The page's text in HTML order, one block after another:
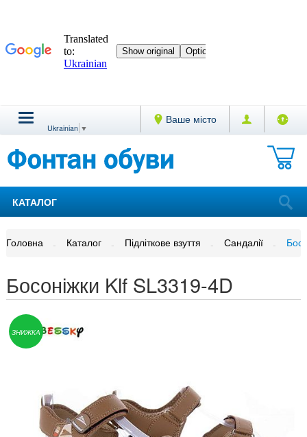
Ваше місто
Ukrainian ▼
КАТАЛОГ
Головна Каталог Підліткове взуття Сандалії
Босоніжки Klf SL3319-4D
ЗНИЖКА